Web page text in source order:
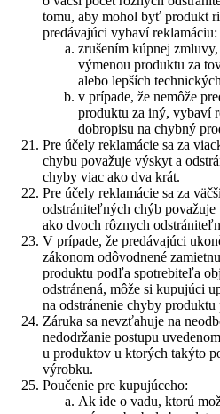
tomu, aby mohol byť produkt
predávajúci vybaví reklamáciu:
zrušením kúpnej
výmenou produktu za
alebo lepších
v prípade, že nemôže
produktu za iný, vybaví
dobropisu na chybný
Pre účely reklamácie sa za
chybu považuje výskyt a
chyby viac ako dva krát.
Pre účely reklamácie sa za
odstrániteľných chýb považuje
ako dvoch rôznych
V prípade, že predávajúci
zákonom odôvodnené
produktu podľa spotrebiteľa
odstránená, môže si kupujúci
na odstránenie chyby
Záruka sa nevzťahuje na
nedodržanie postupu
u produktov u ktorých takýto
výrobku.
Poučenie pre kupujúceho:
Ak ide o vadu, ktorú